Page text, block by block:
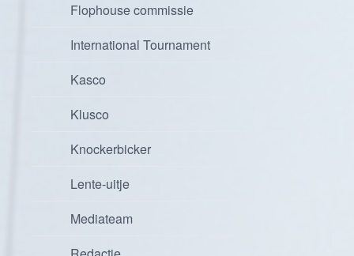
Flophouse commissie
International Tournament
Kasco
Klusco
Knockerbicker
Lente-uitje
Mediateam